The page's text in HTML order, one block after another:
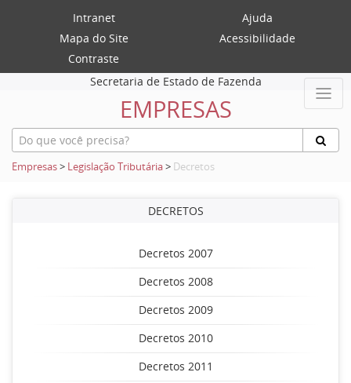
Intranet
Ajuda
Mapa do Site
Acessibilidade
Contraste
Secretaria de Estado de Fazenda
EMPRESAS
Empresas> Legislação Tributária> Decretos
DECRETOS
Decretos 2007
Decretos 2008
Decretos 2009
Decretos 2010
Decretos 2011